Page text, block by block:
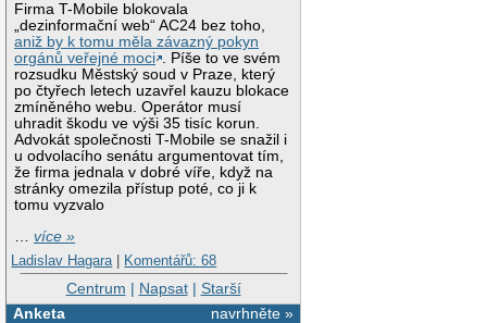
Firma T-Mobile blokovala
„dezinformační web“ AC24 bez toho,
aniž by k tomu měla závazný pokyn
orgánů veřejné moci . Píše to ve svém
rozsudku Městský soud v Praze, který
po čtyřech letech uzavřel kauzu blokace
zmíněného webu. Operátor musí
uhradit škodu ve výši 35 tisíc korun.
Advokát společnosti T-Mobile se snažil i
u odvolacího senátu argumentovat tím,
že firma jednala v dobré víře, když na
stránky omezila přístup poté, co ji k
tomu vyzvalo
…více »
Ladislav Hagara | Komentářů: 68
Centrum | Napsat| Starší
navrhněte »
Anketa